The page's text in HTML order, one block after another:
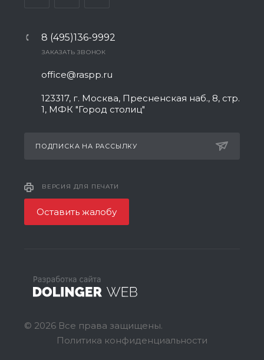
8 (495)136-9992
ЗАКАЗАТЬ ЗВОНОК
office@raspp.ru
123317, г. Москва, Пресненская наб., 8, стр.
1, МФК "Город столиц"
ПОДПИСКА НА РАССЫЛКУ
ВЕРСИЯ ДЛЯ ПЕЧАТИ
Оставить жалобу
© 2026 Все права защищены.
Политика конфиденциальности